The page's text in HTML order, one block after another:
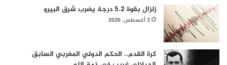
زلزال بقوة 5.2 درجة يضرب شرق البيرو
3 أغسطس، 2026
كرة القدم.. الحكم الدولي المغربي السابق